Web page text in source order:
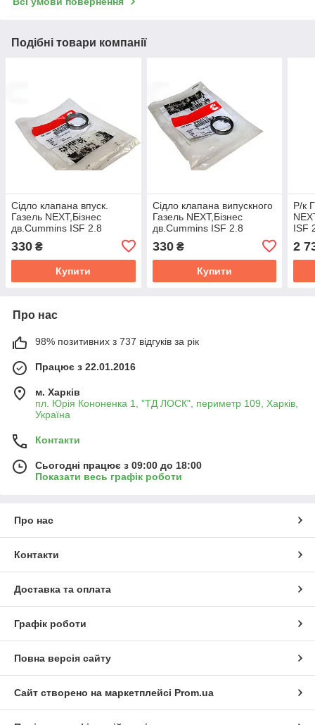
Подібні товари компанії
Сiдло клапана впуск.
Газель NEXT,Бiзнес
дв.Cummins ISF 2.8
330 ₴
Купити
Сiдло клапана випускного
Газель NEXT,Бiзнес
дв.Cummins ISF 2.8
330₴
Купити
Р/к
ISF
2
Про нас
98% позитивних з 737 відгуків за рік
Працює з 22.01.2016
м. Харків
пл. Юрія Кононенка 1, "ТД ЛОСК", периметр 109, Харків,
Україна
Контакти
Сьогодні працює з 09:00 до 18:00
Показати весь графік роботи
Про нас
Контакти
Доставка та оплата
Графік роботи
Повна версія сайту
Сайт створено на маркетплейсі Prom.ua